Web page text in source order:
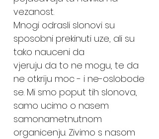
vezanost.
Mnogi odrasli slonovi su
sposobni prekinuti uze, ali su
tako nauceni da
vjeruju da to ne mogu, te da
ne otkriju moc - i ne-oslobode
se. Mi smo poput tih slonova,
samo ucimo o nasem
samonametnutnom
organicenju. Zivimo s nasom